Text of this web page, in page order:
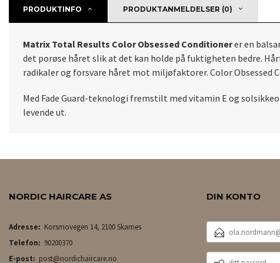
PRODUKTINFO PRODUKTANMELDELSER (0)
Matrix Total Results Color Obsessed Conditionerer en
det porøse håret slik at det kan holde på fuktigheten bedre.
radikaler og forsvare håret mot miljøfaktorer. Color Obsessed
Med Fade Guard-teknologi fremstilt med vitamin E og
levende ut.
NORDIC HAIRCARE AS
Adresse: Korsmovegen 14, 2100 Skarnes
Telefon: 90200370
E-post: post@nordichaircare.no
DIN KONTO
POSTADRESSE